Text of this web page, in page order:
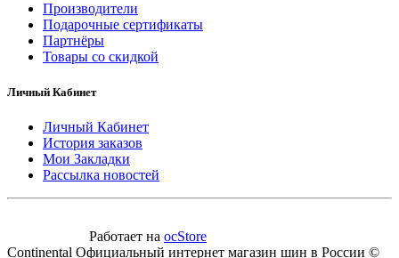
Производители
Подарочные сертификаты
Партнёры
Товары со скидкой
Личный Кабинет
Личный Кабинет
История заказов
Мои Закладки
Рассылка новостей
Работает на ocStore
Continental Официальный интернет магазин шин в России ©